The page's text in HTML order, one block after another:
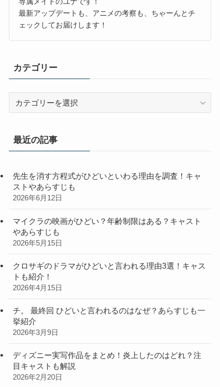
最新アップデートも、アニメの考察も、ちゃーんとチ
ェックしてお届けします！
カテゴリー
リ
最近の記事
先生を消す方程式がひどいといわる理由を調査！キャ
ストやあらすじも
2026年6月12日
マイクラの映画がひどい？年齢制限はある？キャスト
やあらすじも
2026年5月15日
クロサギのドラマがひどいと言われる理由3選！キャス
トも紹介！
2026年4月15日
チ。 最終回 ひどいと言われるのはなぜ？あらすじも一
挙紹介
2026年3月9日
ディズニー実写作品をまとめ！炎上したのはどれ？注
目キャストも解説
2026年2月20日